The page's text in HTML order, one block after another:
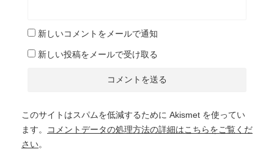
新しいコメントをメールで通知
新しい投稿をメールで受け取る
このサイトはスパムを低減するために Akismet を使ってい
ます。
コメントデータの処理方法の詳細はこちらをご覧くだ
さい。